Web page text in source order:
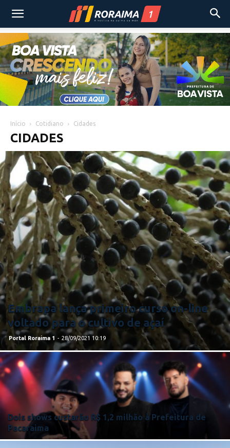
Início Cotidiano Cidades
CIDADES
Embrapa lança primeiro curso on-line
voltado para o cultivo de açaí
Portal Roraima 1 - 28/09/2021 10:19
Dois shows custarão R$ 1,2 milhão à Prefeitura de
Pacaraima